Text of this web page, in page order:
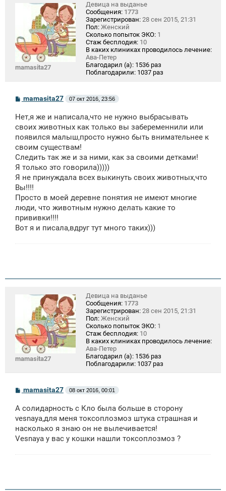
mamasita27
Девица на выданье
Сообщения: 1773
Зарегистрирован: 28 сен 2015, 21:31
Пол: Женский
Сколько попыток ЭКО: 1
Стаж бесплодия: 10
В каких клиниках проводилось лечение:
Ава-Петер
Благодарил (а): 1536 раз
Поблагодарили: 1037 раз
С
б
щ
н
и
mamasita27 07 окт 2016, 23:56
Нет,я же и написала,что не нужно выбрасывать
своих животных как только вы забеременнили или
появился малыш,просто нужно быть внимательнее к
своим существам!
Следить так же и за ними, как за своими детками!
Я только это говорила)))))
Я не принуждала всех выкинуть своих животных,что
Вы!!!!
Просто в моей деревне понятия не имеют многие
люди, что животным нужно делать какие то
прививки!!!!
Вот я и писала,вдруг тут много таких)))
mamasita27
Девица на выданье
Сообщения: 1773
Зарегистрирован: 28 сен 2015, 21:31
Пол: Женский
Сколько попыток ЭКО: 1
Стаж бесплодия: 10
В каких клиниках проводилось лечение:
Ава-Петер
Благодарил (а): 1536 раз
Поблагодарили: 1037 раз
С
б
щ
н
и
mamasita27 08 окт 2016, 00:01
А солидарность с Кло была больше в сторону
vesnaya,для меня токсоплозмоз штука страшная и
насколько я знаю он не вылечивается!
Vesnaya у вас у кошки нашли токсоплозмоз ?